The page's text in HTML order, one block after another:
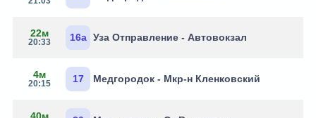
22м
20:33 16а Уза Отправление - Автовокзал
4м
20:15 17 Медгородок - Мкр-н Кленковский
40м